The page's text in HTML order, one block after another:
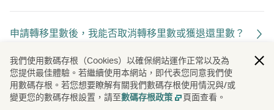
申請轉移里數後，我能否取消轉移里數或獲退還里數？
我轉移「亞洲萬里通」里數的頻密次數是否有任何限
制？
我們使用數碼存根（Cookies）以確保網站運作正常以及為
您提供最佳體驗。若繼續使用本網站，即代表您同意我們使
用數碼存根。若您想要瞭解有關我們數碼存根使用情況與/或
變更您的數碼存根設置，請至數碼存根政策 頁面查看。